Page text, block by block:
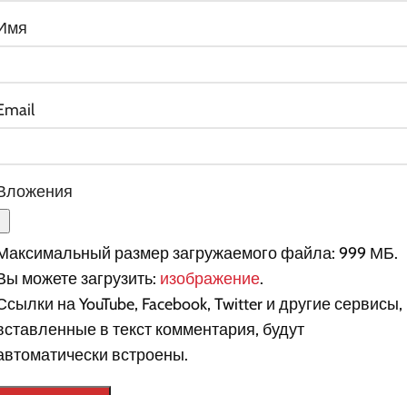
размер загружаемого файла: 999 МБ.
можете загрузить: изображение.
на YouTube, Facebook, Twitter и другие сервисы,
в текст комментария, будут
встроены.